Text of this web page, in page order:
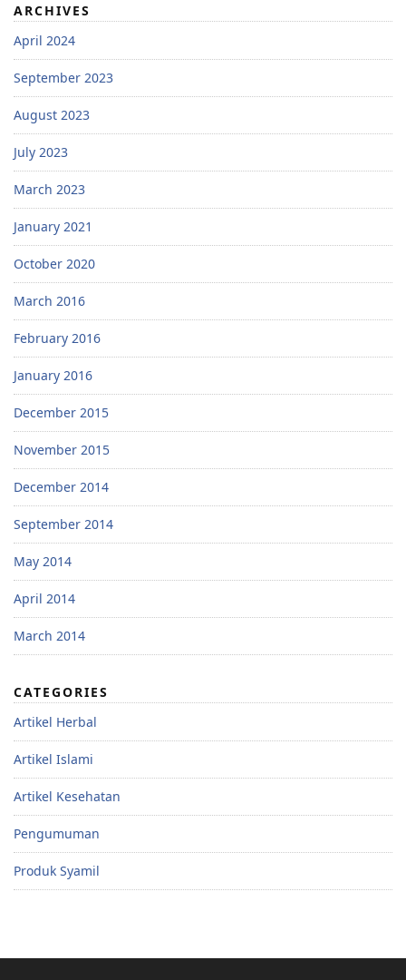
ARCHIVES
April 2024
September 2023
August 2023
July 2023
March 2023
January 2021
October 2020
March 2016
February 2016
January 2016
December 2015
November 2015
December 2014
September 2014
May 2014
April 2014
March 2014
CATEGORIES
Artikel Herbal
Artikel Islami
Artikel Kesehatan
Pengumuman
Produk Syamil